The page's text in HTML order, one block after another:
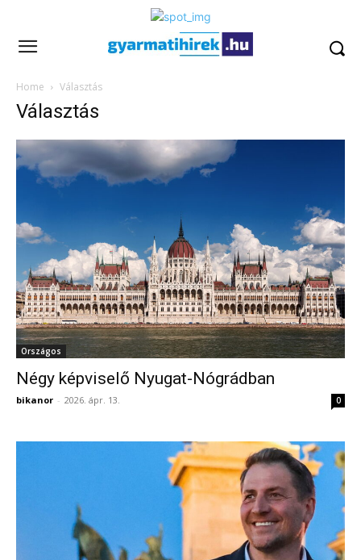
Home Választás
Választás
Országos
Négy képviselő Nyugat-Nógrádban
bikanor - 2026. ápr. 13. 0